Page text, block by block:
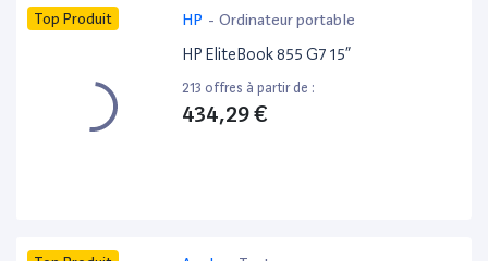
Top Produit HP - Ordinateur portable
HP EliteBook 855 G7 15”
213 offres à partir de :
434,29 €